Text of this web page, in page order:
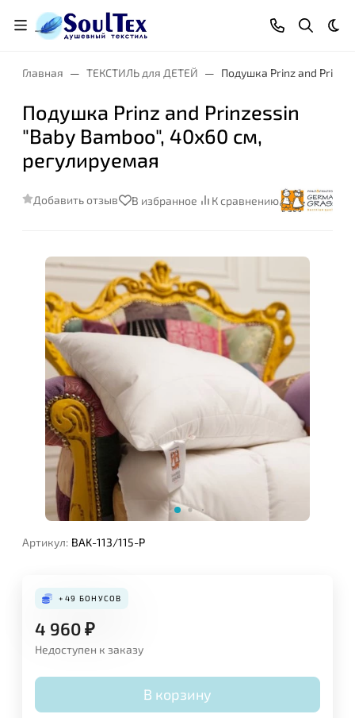
Главная ТЕКСТИЛЬ для ДЕТЕЙ Подушка Prinz and
Подушка Prinz and Prinzessin
"Baby Bamboo", 40x60 см,
регулируемая
Добавить отзыв В избранное К сравнению
Артикул: BAK-113/115-P
+49 БОНУСОВ
4 960₽
Недоступен к заказу
В корзину